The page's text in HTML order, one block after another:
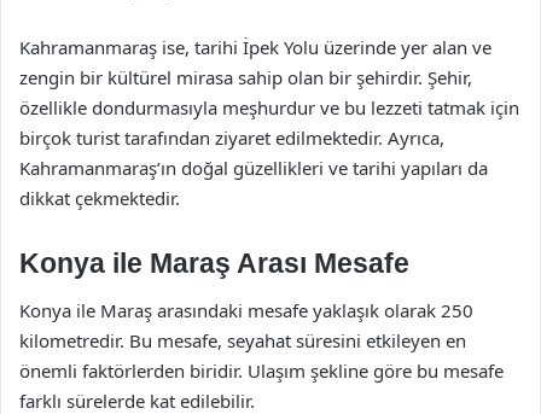
Kahramanmaraş ise, tarihi İpek Yolu üzerinde yer alan ve
zengin bir kültürel mirasa sahip olan bir şehirdir. Şehir,
özellikle dondurmasıyla meşhurdur ve bu lezzeti tatmak için
birçok turist tarafından ziyaret edilmektedir. Ayrıca,
Kahramanmaraş’ın doğal güzellikleri ve tarihi yapıları da
dikkat çekmektedir.
Konya ile Maraş Arası Mesafe
Konya ile Maraş arasındaki mesafe yaklaşık olarak 250
kilometredir. Bu mesafe, seyahat süresini etkileyen en
önemli faktörlerden biridir. Ulaşım şekline göre bu mesafe
farklı sürelerde kat edilebilir.